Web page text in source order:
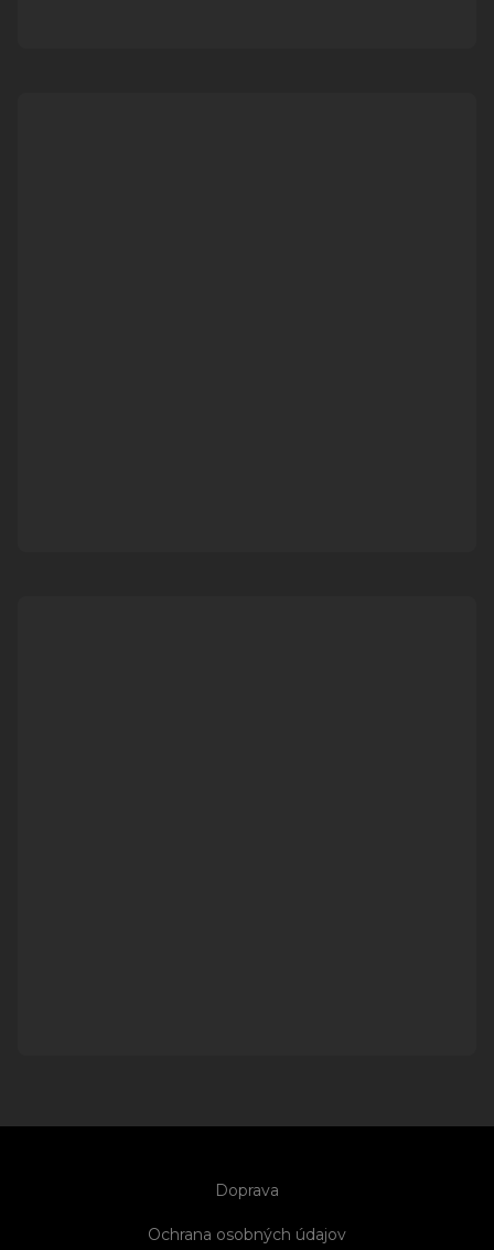
Doprava
Ochrana osobných údajov